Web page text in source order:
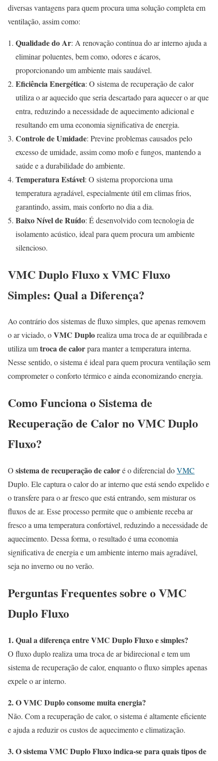
diversas vantagens para quem procura uma solução completa em
ventilação, assim como:
Qualidade do Ar: A renovação contínua do ar interno ajuda a
eliminar poluentes, bem como, odores e ácaros,
proporcionando um ambiente mais saudável.
Eficiência Energética: O sistema de recuperação de calor
utiliza o ar aquecido que seria descartado para aquecer o ar que
entra, reduzindo a necessidade de aquecimento adicional e
resultando em uma economia significativa de energia.
Controle de Umidade: Previne problemas causados pelo
excesso de umidade, assim como mofo e fungos, mantendo a
saúde e a durabilidade do ambiente.
Temperatura Estável: O sistema proporciona uma
temperatura agradável, especialmente útil em climas frios,
garantindo, assim, mais conforto no dia a dia.
Baixo Nível de Ruído: É desenvolvido com tecnologia de
isolamento acústico, ideal para quem procura um ambiente
silencioso.
VMC Duplo Fluxo x VMC Fluxo
Simples: Qual a Diferença?
Ao contrário dos sistemas de fluxo simples, que apenas removem
o ar viciado, oVMC Duplorealiza uma troca de ar equilibrada e
utiliza umtroca de calorpara manter a temperatura interna.
Nesse sentido, o sistema é ideal para quem procura ventilação sem
comprometer o conforto térmico e ainda economizando energia.
Como Funciona o Sistema de
Recuperação de Calor no VMC Duplo
Fluxo?
O sistema de recuperação de caloré o diferencial doVMC
Duplo. Ele captura o calor do ar interno que está sendo expelido e
o transfere para o ar fresco que está entrando, sem misturar os
fluxos de ar. Esse processo permite que o ambiente receba ar
fresco a uma temperatura confortável, reduzindo a necessidade de
aquecimento. Dessa forma, o resultado é uma economia
significativa de energia e um ambiente interno mais agradável,
seja no inverno ou no verão.
Perguntas Frequentes sobre o VMC
Duplo Fluxo
1. Qual a diferença entre VMC Duplo Fluxo e simples?
O fluxo duplo realiza uma troca de ar bidirecional e tem um
sistema de recuperação de calor, enquanto o fluxo simples apenas
expele o ar interno.
2. O VMC Duplo consome muita energia?
Não. Com a recuperação de calor, o sistema é altamente eficiente
e ajuda a reduzir os custos de aquecimento e climatização.
3. O sistema VMC Duplo Fluxo indica-se para quais tipos de